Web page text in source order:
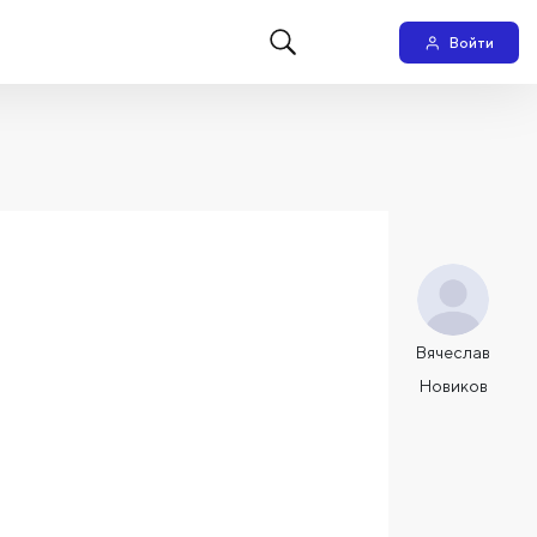
Войти
Вячеслав
Новиков